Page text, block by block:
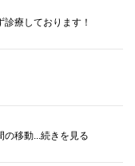
診療しております！
の移動...続きを見る